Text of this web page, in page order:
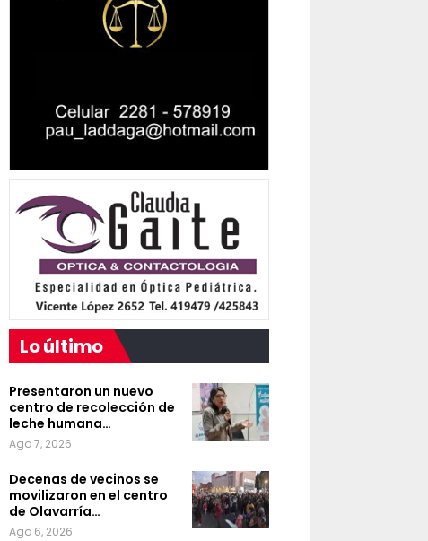
Lo último
Presentaron un nuevo
centro de recolección de
leche humana…
Ago 7, 2026
Decenas de vecinos se
movilizaron en el centro
de Olavarría…
Ago 6, 2026